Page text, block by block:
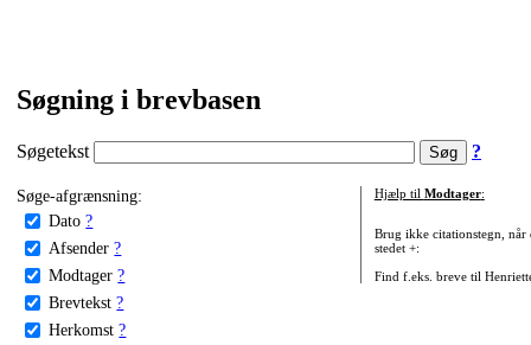
Søgning i brevbasen
Søgetekst ?
Søge-afgrænsning:
Dato ?
Afsender ?
Modtager ?
Brevtekst ?
Herkomst ?
Hjælp til Modtager:
Brug ikke citationstegn, når
stedet +:
Find f.eks. breve til